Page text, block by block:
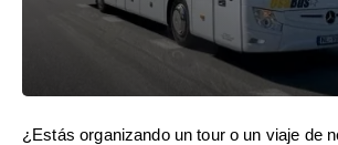
¿Estás organizando un tour o un viaje de